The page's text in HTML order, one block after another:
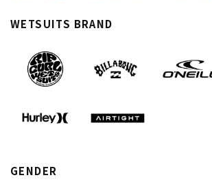
スノーTOP
スケートTOP
WETSUITS BRAND
GENDER